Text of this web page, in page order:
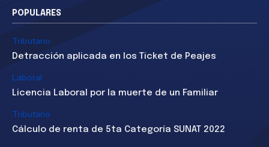
POPULARES
Tributario
Detracción aplicada en los Ticket de Peajes
Laboral
Licencia Laboral por la muerte de un Familiar
Tributario
Cálculo de renta de 5ta Categoría SUNAT 2022